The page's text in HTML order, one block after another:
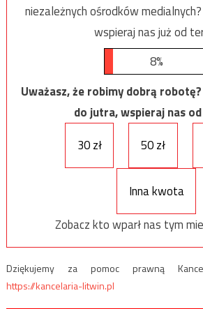
niezależnych ośrodków
wspieraj nas już od
8%
Uważasz, że robimy dobrą
do jutra, wspieraj nas
30 zł
50 zł
Inna kwota
Zobacz kto wparł nas tym
Dziękujemy za pomoc prawną
https://kancelaria-litwin.pl